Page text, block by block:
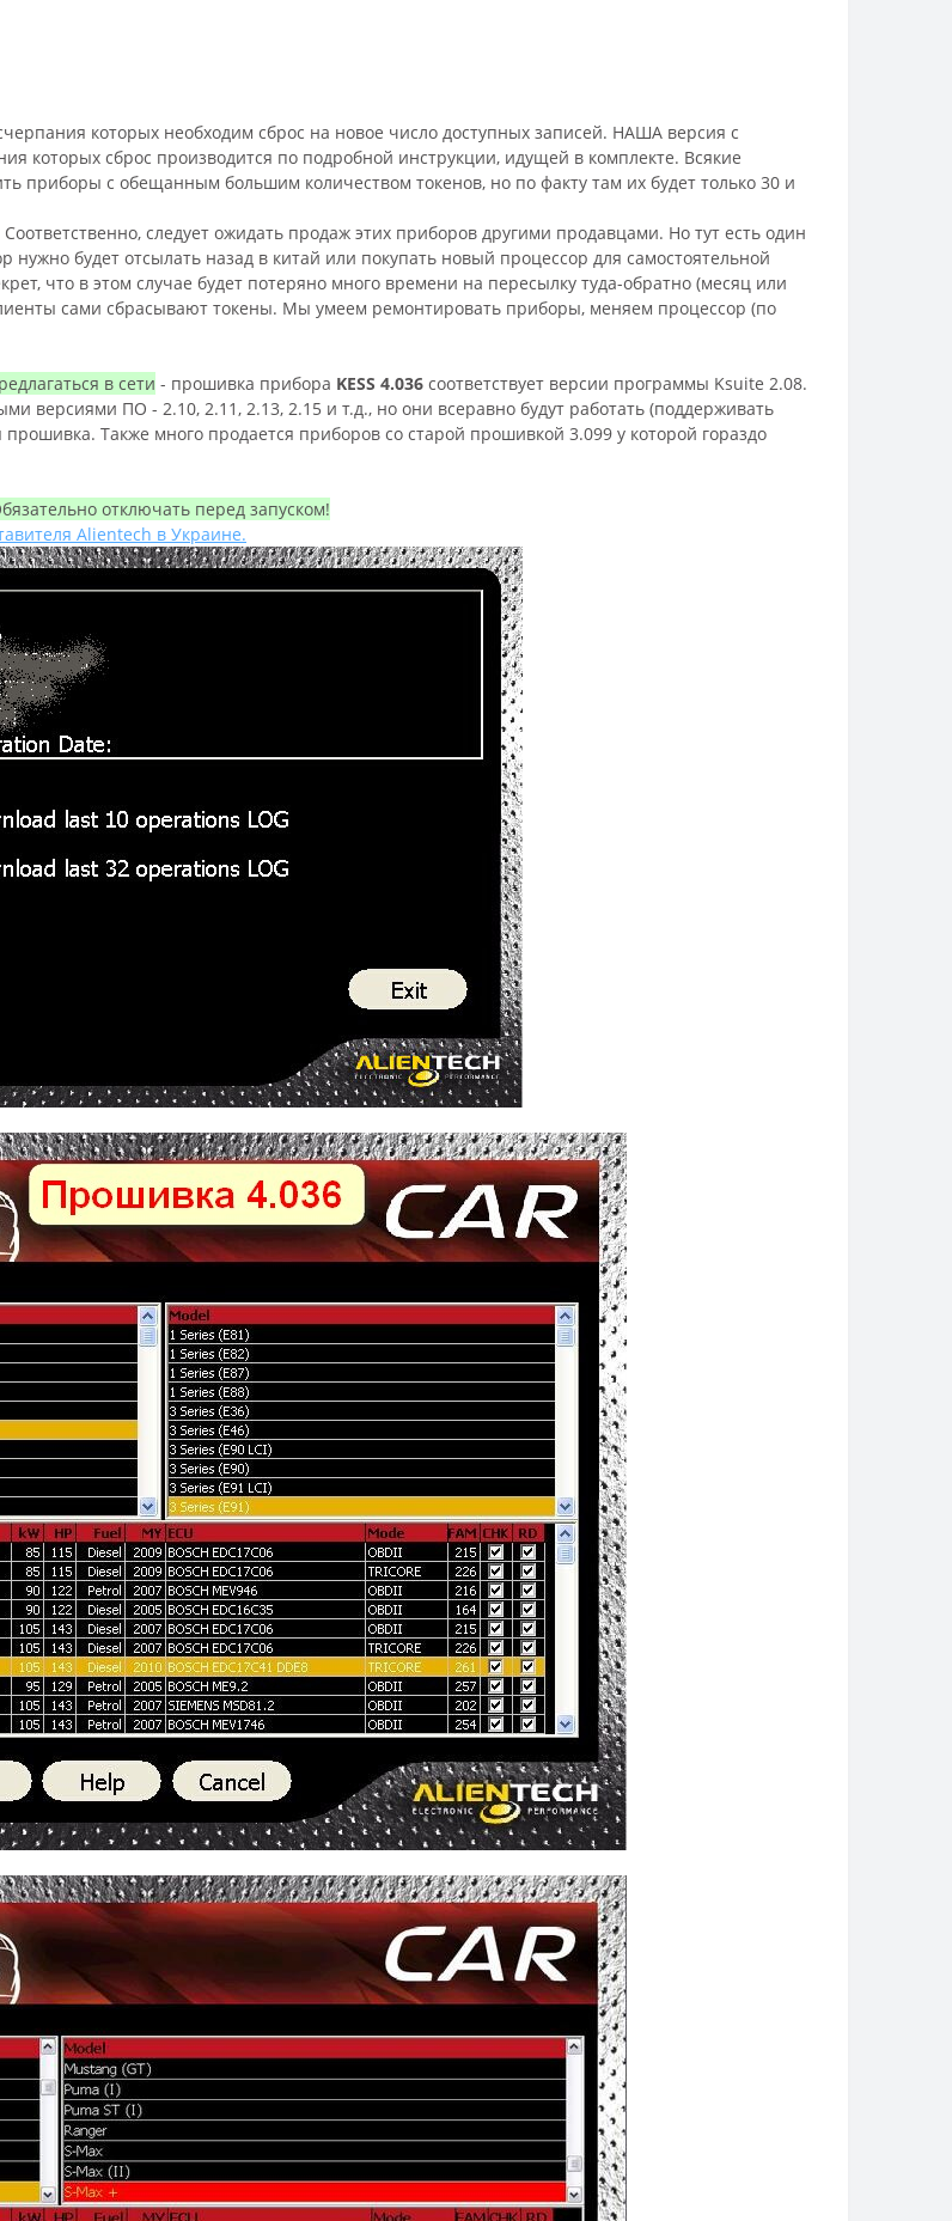
которых необходим сброс на новое число доступных записей. НАША версия с
которых сброс производится по подробной инструкции, идущей в комплекте. Всякие
приборы с обещанным большим количеством токенов, но по факту там их будет только 30 и
следует ожидать продаж этих приборов другими продавцами. Но тут есть один
будет отсылать назад в китай или покупать новый процессор для самостоятельной
что в этом случае будет потеряно много времени на пересылку туда-обратно (месяц или
сами сбрасывают токены. Мы умеем ремонтировать приборы, меняем процессор (по
в сети - прошивка прибора KESS 4.036 соответствует версии программы Ksuite 2.08.
версиями ПО - 2.10, 2.11, 2.13, 2.15 и т.д., но они всеравно будут работать (поддерживать
Также много продается приборов со старой прошивкой 3.099 у которой гораздо
отключать перед запуском!
Alientech в Украине.